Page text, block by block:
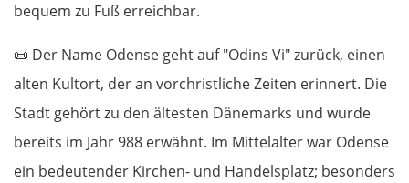
bequem zu Fuß erreichbar.
📜 Der Name Odense geht auf "Odins Vi" zurück, einen
alten Kultort, der an vorchristliche Zeiten erinnert. Die
Stadt gehört zu den ältesten Dänemarks und wurde
bereits im Jahr 988 erwähnt. Im Mittelalter war Odense
ein bedeutender Kirchen- und Handelsplatz; besonders